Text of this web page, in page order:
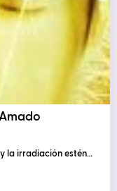
y la irradiación estén…